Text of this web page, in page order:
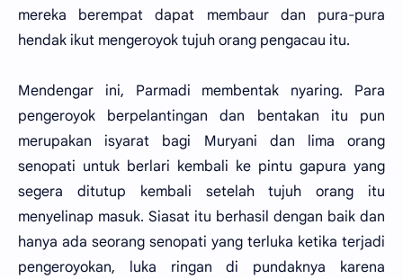
mereka berempat dapat membaur dan pura-pura
hendak ikut mengeroyok tujuh orang pengacau itu.
Mendengar ini, Parmadi membentak nyaring. Para
pengeroyok berpelantingan dan bentakan itu pun
merupakan isyarat bagi Muryani dan lima orang
senopati untuk berlari kembali ke pintu gapura yang
segera ditutup kembali setelah tujuh orang itu
menyelinap masuk. Siasat itu berhasil dengan baik dan
hanya ada seorang senopati yang terluka ketika terjadi
pengeroyokan, luka ringan di pundaknya karena